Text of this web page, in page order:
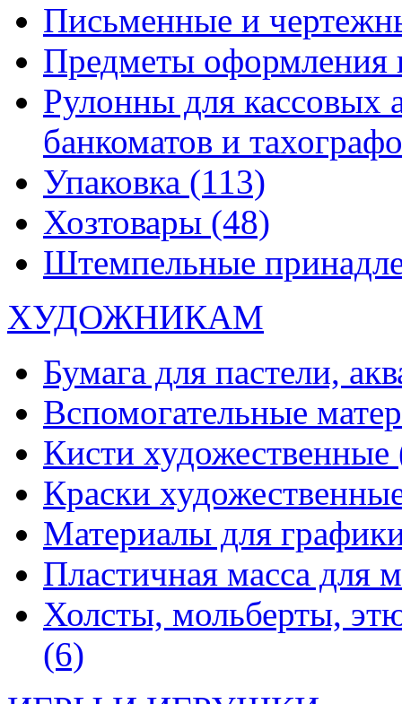
Письменные и
Предметы оформления
Рулонны для кассовых
банкоматов и
Упаковка (113)
Хозтовары (48)
Штемпельные
ХУДОЖНИКАМ
Бумага для пастели,
Вспомогательные
Кисти художественные
Краски
Материалы для
Пластичная масса для
Холсты, мольберты,
(6)